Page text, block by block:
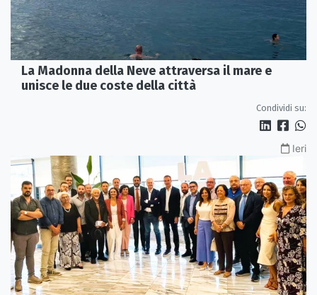
La Madonna della Neve attraversa il mare e
unisce le due coste della città
Condividi su:
Ieri